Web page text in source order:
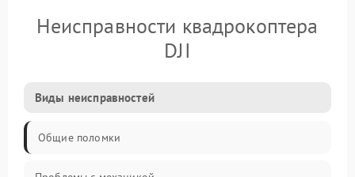
Неисправности квадрокоптера
DJI
Виды неисправностей
Общие поломки